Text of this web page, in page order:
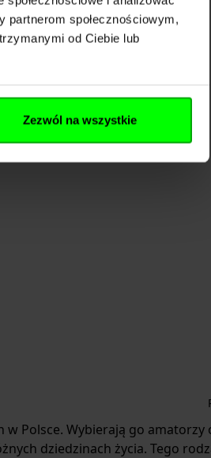
społecznościowym,
od Ciebie lub
Zezwól na wszystkie
Polsce. Wybierają go amatorzy
dziedzinach życia. Tego